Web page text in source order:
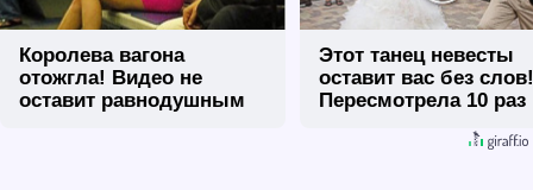
Королева вагона
отожгла! Видео не
оставит равнодушным
Этот танец невесты
оставит вас без слов!
Пересмотрела 10 раз